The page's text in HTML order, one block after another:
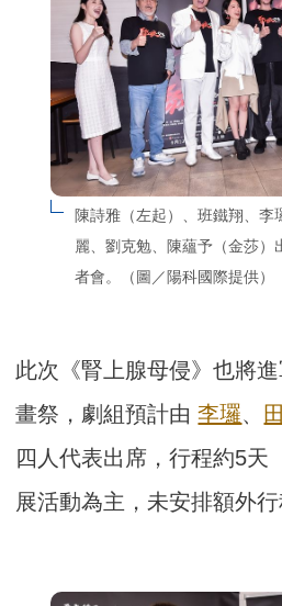
陳詩雅（左起）、班鐵翔、李
麗、劉克勉、陳蘊予（金莎）
者會。（圖／陽科國際提供）
此次《腎上腺母侵》也將
畫祭，劇組預計由李㼈、
四人代表出席，行程約5天
展活動為主，未安排額外行